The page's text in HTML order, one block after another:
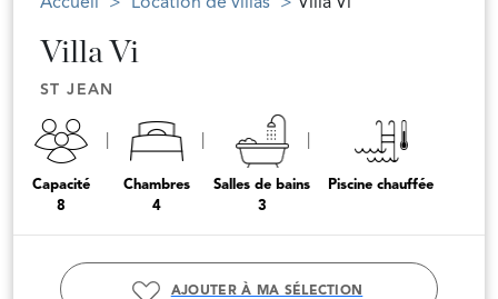
Villa Vi
ST JEAN
Capacité
8
Chambres
4
Salles de bains
3
Piscine chauffée
AJOUTER À MA SÉLECTION